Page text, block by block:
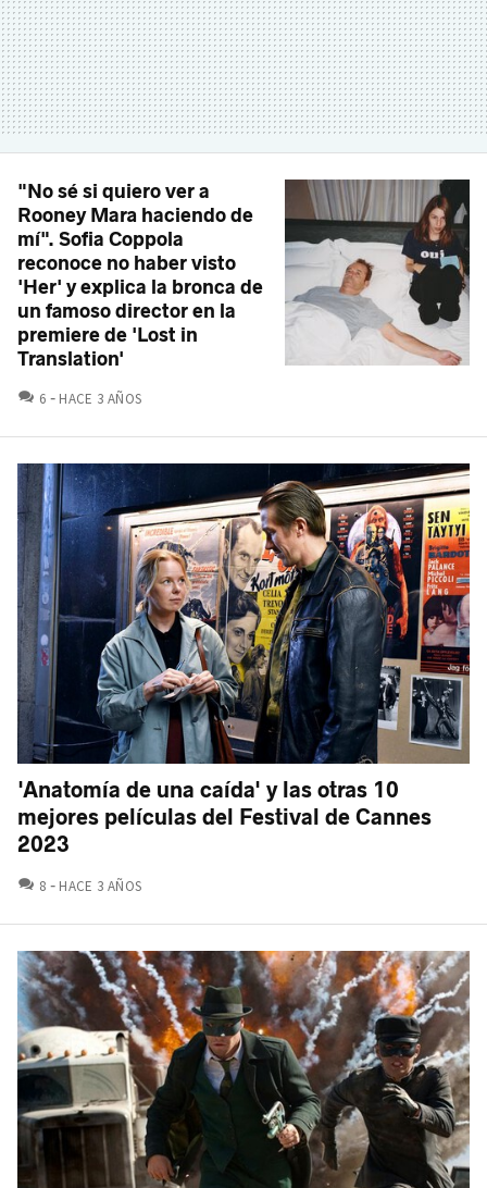
"No sé si quiero ver a
Rooney Mara haciendo de
mí". Sofia Coppola
reconoce no haber visto
'Her' y explica la bronca de
un famoso director en la
premiere de 'Lost in
Translation'
6 COMENTARIOS
HACE 3 AÑOS
'Anatomía de una caída' y las otras 10
mejores películas del Festival de Cannes
2023
8 COMENTARIOS
HACE 3 AÑOS